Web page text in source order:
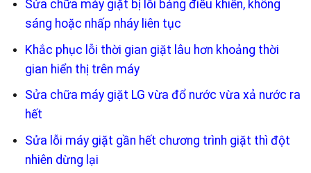
Sửa chữa máy giặt bị lỗi bảng điều khiển, không
sáng hoặc nhấp nháy liên tục
Khắc phục lỗi thời gian giặt lâu hơn khoảng thời
gian hiển thị trên máy
Sửa chữa máy giặt LG vừa đổ nước vừa xả nước ra
hết
Sửa lỗi máy giặt gần hết chương trình giặt thì đột
nhiên dừng lại